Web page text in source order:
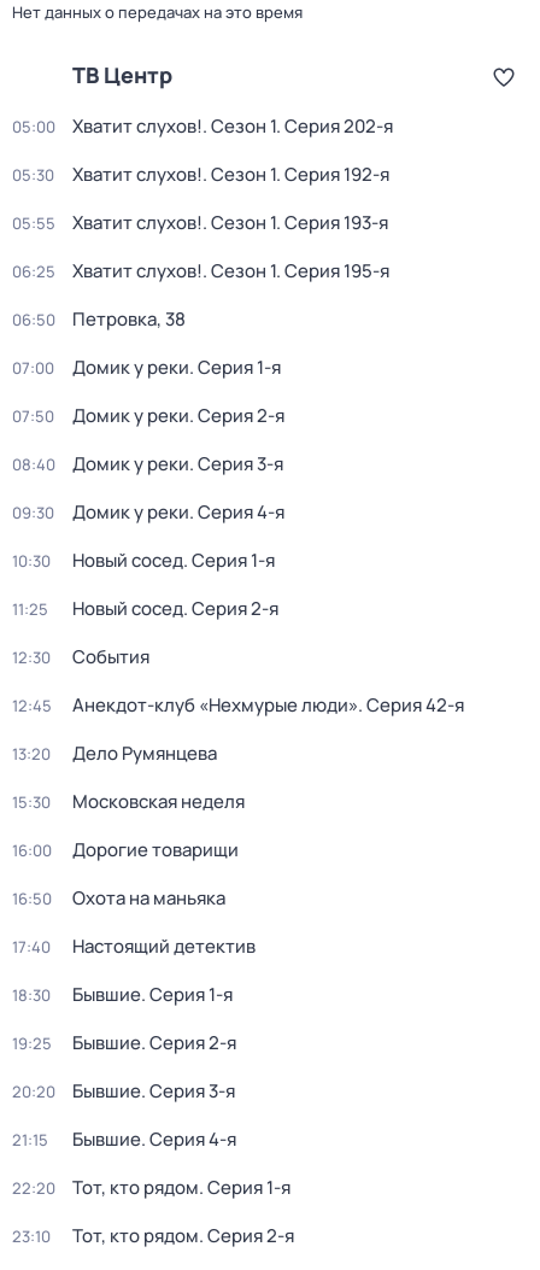
Нет данных о передачах на это время
ТВ Центр
05:00 Хватит слухов!. Сезон 1. Серия 202-я
05:30 Хватит слухов!. Сезон 1. Серия 192-я
05:55 Хватит слухов!. Сезон 1. Серия 193-я
06:25 Хватит слухов!. Сезон 1. Серия 195-я
06:50 Петровка, 38
07:00 Домик у реки. Серия 1-я
07:50 Домик у реки. Серия 2-я
08:40 Домик у реки. Серия 3-я
09:30 Домик у реки. Серия 4-я
10:30 Новый сосед. Серия 1-я
11:25 Новый сосед. Серия 2-я
12:30 События
12:45 Анекдот-клуб «Нехмурые люди». Серия 42-я
13:20 Дело Румянцева
15:30 Московская неделя
16:00 Дорогие товарищи
16:50 Охота на маньяка
17:40 Настоящий детектив
18:30 Бывшие. Серия 1-я
19:25 Бывшие. Серия 2-я
20:20 Бывшие. Серия 3-я
21:15 Бывшие. Серия 4-я
22:20 Тот, кто рядом. Серия 1-я
23:10 Тот, кто рядом. Серия 2-я